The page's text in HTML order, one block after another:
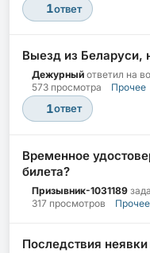
1ответ
Выезд из Беларуси,
Дежурный ответил на
573 просмотра
Прочее
1ответ
Временное
билета?
Призывник-1031189
317 просмотров
Прочее
Последствия